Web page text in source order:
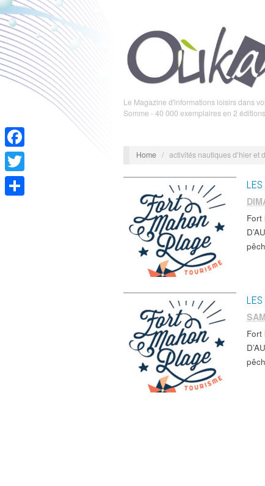
Le Magazine d'informations loisirs dans
Somme - 40 000 exemplaires en 2
Home / activités nautiques d’hier et
LES
Fort
LES
Fort
Facebook
Twitter